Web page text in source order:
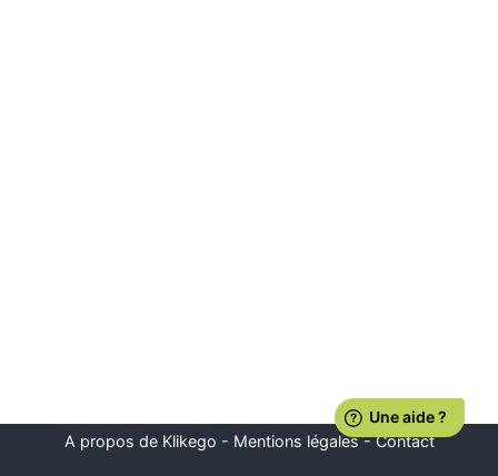
A propos de Klikego - Mentions légales-Contact